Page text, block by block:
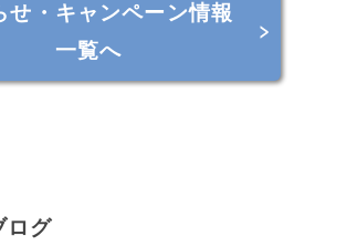
せ・キャンペーン情報
一覧へ
ログ